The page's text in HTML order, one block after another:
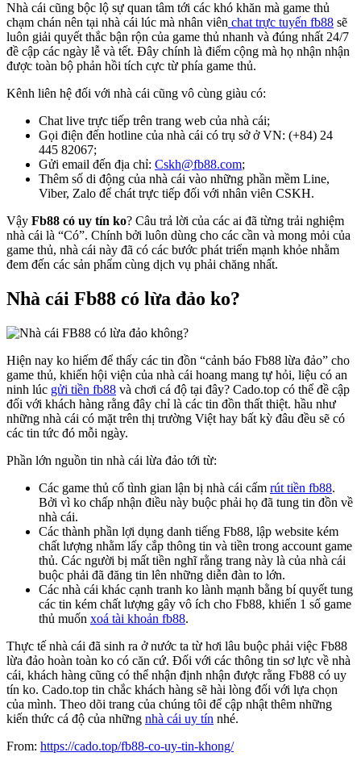
Nhà cái cũng bộc lộ sự quan tâm tới các khó khăn mà game thủ
chạm chán nên tại nhà cái lúc mà nhân viên chat trực tuyến fb88 sẽ
luôn giải quyết thắc bận rộn của game thủ nhanh và đúng nhất 24/7
đề cập các ngày lễ và tết. Đây chính là điểm cộng mà họ nhận nhận
được toàn bộ phản hồi tích cực từ phía game thủ.
Kênh liên hệ đối với nhà cái cũng vô cùng giàu có:
Chat live trực tiếp trên trang web của nhà cái;
Gọi điện đến hotline của nhà cái có trụ sở ở VN: (+84) 24
445 82067;
Gửi email đến địa chỉ: Cskh@fb88.com;
Thêm số di động của nhà cái vào những phần mềm Line,
Viber, Zalo để chát trực tiếp đối với nhân viên CSKH.
Vậy Fb88 có uy tín ko? Câu trả lời của các ai đã từng trải nghiệm
nhà cái là “Có”. Chính bởi luôn dùng cho các cần và mong mỏi của
game thủ, nhà cái này đã có các bước phát triển mạnh khỏe nhằm
đem đến các sản phẩm cùng dịch vụ phải chăng nhất.
Nhà cái Fb88 có lừa đảo ko?
Hiện nay ko hiếm để thấy các tin đồn “cảnh báo Fb88 lừa đảo” cho
game thủ, khiến hội viện của nhà cái hoang mang tự hỏi, liệu có an
ninh lúc gửi tiền fb88 và chơi cá độ tại đây? Cado.top có thể đề cập
đối với khách hàng rằng đây chỉ là các tin đồn thất thiệt. hầu như
những nhà cái có mặt trên thị trường Việt hay bất kỳ đâu đều sẽ có
các tin tức đó mỗi ngày.
Phần lớn nguồn tin nhà cái lừa đảo tới từ:
Các game thủ cố tình gian lận bị nhà cái cấm rút tiền fb88.
Bởi vì ko chấp nhận điều này buộc phải họ đã tung tin đồn về
nhà cái.
Các thành phần lợi dụng danh tiếng Fb88, lập website kém
chất lượng nhằm lấy cắp thông tin và tiền trong account game
thủ. Các người bị mất tiền nghĩ rằng trang này là của nhà cái
buộc phải đã đăng tin lên những diễn đàn to lớn.
Các nhà cái khác cạnh tranh ko lành mạnh bằng bí quyết tung
các tin kém chất lượng gây vô ích cho Fb88, khiến 1 số game
thủ muốn xoá tài khoản fb88.
Thực tế nhà cái đã sinh ra ở nước ta từ hơi lâu buộc phải việc Fb88
lừa đảo hoàn toàn ko có căn cứ. Đối với các thông tin sơ lực về nhà
cái, khách hàng cũng có thể nhận định nhận được rằng Fb88 có uy
tín ko. Cado.top tin chắc khách hàng sẽ hài lòng đối với lựa chọn
của mình. Theo dõi trang của chúng tôi để cập nhật thêm những
kiến thức cá độ của những nhà cái uy tín nhé.
From: https://cado.top/fb88-co-uy-tin-khong/